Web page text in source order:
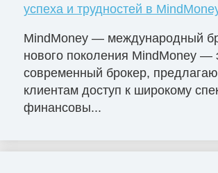
успеха и трудностей в
MindMoney — международный
нового поколения MindMoney —
современный брокер,
клиентам доступ к широкому
финансовы...